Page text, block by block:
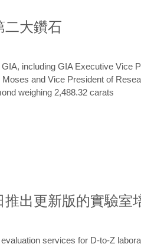
二大鑽石
including GIA Executive Vice
and Vice President of
weighing 2,488.32 carats
推出更新版的實驗
services for D-to-Z